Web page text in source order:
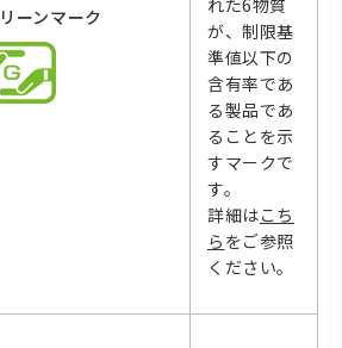
ーンマーク
れた6物質
が、制限基
準値以下の
含有率であ
る製品であ
ることを示
すマークで
す。
詳細はこち
ら をご参照
ください。